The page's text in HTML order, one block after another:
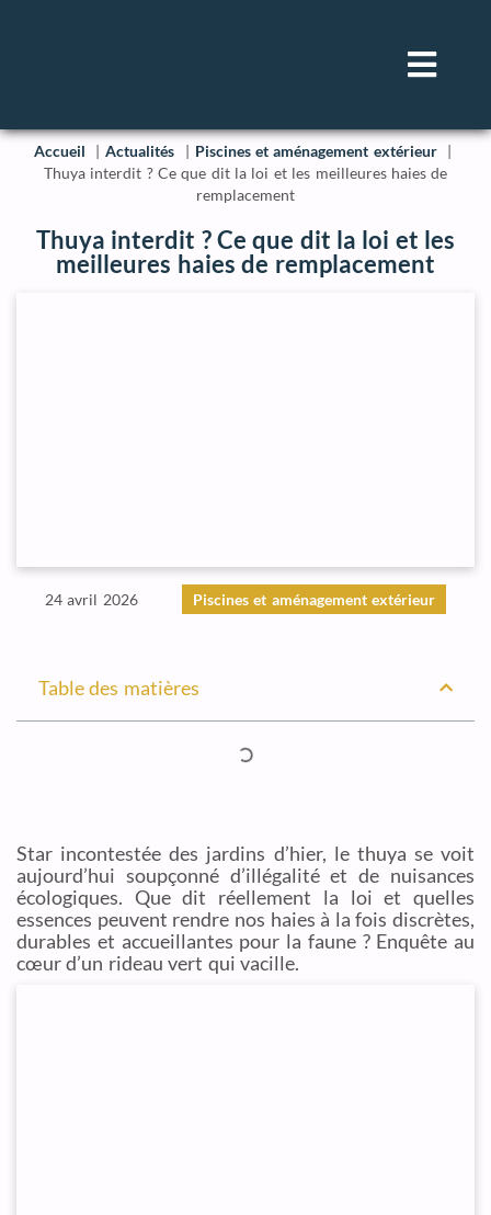
Accueil Actualités
Piscines et aménagement extérieur
Thuya interdit ? Ce que dit la loi et les meilleures haies de
remplacement
Thuya interdit ? Ce que dit la loi et les
meilleures haies de remplacement
24 avril 2026 Piscines et aménagement extérieur
Table des matières
Star incontestée des jardins d’hier, le thuya se voit
aujourd’hui soupçonné d’illégalité et de nuisances
écologiques. Que dit réellement la loi et quelles
essences peuvent rendre nos haies à la fois discrètes,
durables et accueillantes pour la faune ? Enquête au
cœur d’un rideau vert qui vacille.